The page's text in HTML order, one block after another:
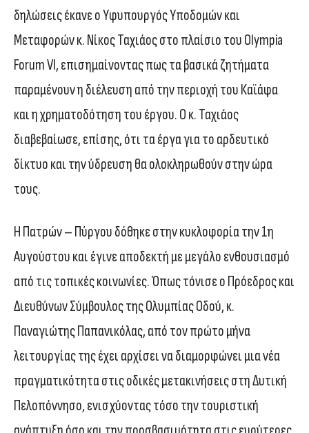
δηλώσεις έκανε ο Υφυπουργός Υποδομών και
Μεταφορών κ. Νίκος Ταχιάος στο πλαίσιο του Olympia
Forum VI, επισημαίνοντας πως τα βασικά ζητήματα
παραμένουν η διέλευση από την περιοχή του Καϊάφα
και η χρηματοδότηση του έργου. Ο κ. Ταχιάος
διαβεβαίωσε, επίσης, ότι τα έργα για το αρδευτικό
δίκτυο και την ύδρευση θα ολοκληρωθούν στην ώρα
τους.
Η Πατρών – Πύργου δόθηκε στην κυκλοφορία την 1η
Αυγούστου και έγινε αποδεκτή με μεγάλο ενθουσιασμό
από τις τοπικές κοινωνίες. Όπως τόνισε ο Πρόεδρος και
Διευθύνων Σύμβουλος της Ολυμπίας Οδού, κ.
Παναγιώτης Παπανικόλας, από τον πρώτο μήνα
λειτουργίας της έχει αρχίσει να διαμορφώνει μια νέα
πραγματικότητα στις οδικές μετακινήσεις στη Δυτική
Πελοπόννησο, ενισχύοντας τόσο την τουριστική